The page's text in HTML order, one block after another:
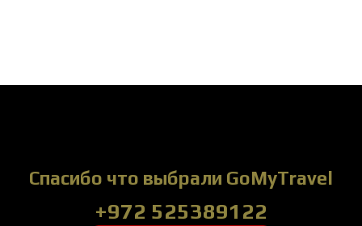
Спасибо что выбрали GoMyTravel
+972 525389122